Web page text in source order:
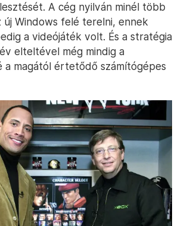
A cég nyilván minél több
Windows felé terelni, ennek
a videójáték volt. És a stratégia
elteltével még mindig a
a magától értetődő számítógépes